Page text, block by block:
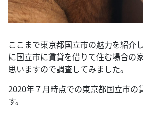
ここまで東京都国立市の魅力を紹介
に国立市に賃貸を借りて住む場合の
思いますので調査してみました。
2020年７月時点での東京都国立市の
す。